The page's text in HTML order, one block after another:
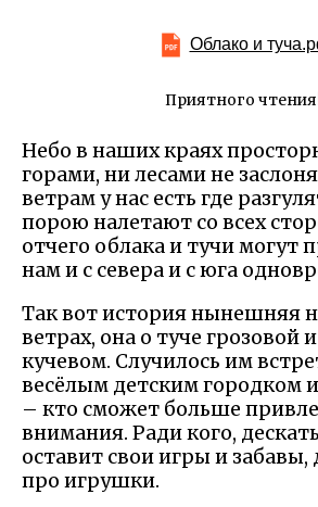
Облако и
Приятного
Небо в наших краях
горами, ни лесами не
ветрам у нас есть где
порою налетают со всех
отчего облака и тучи могут
нам и с севера и с юга
Так вот история нынешняя
ветрах, она о туче грозовой
кучевом. Случилось им
весёлым детским городком
– кто сможет больше
внимания. Ради кого,
оставит свои игры и забавы,
про игрушки.